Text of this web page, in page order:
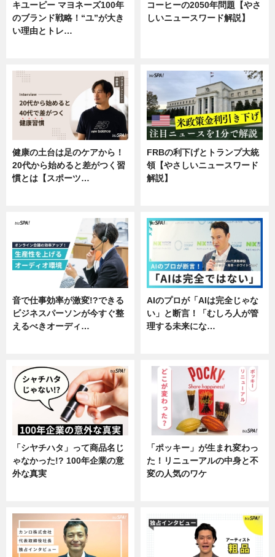
キユーピー マヨネーズ100年
のブランド戦略！“ユ”が大き
い理由とトレ…
コーヒーの2050年問題【やさ
しいニュースワード解説】
健康の土台は足のケアから！
20代から始めると差がつく習
慣とは【スポーツ…
FRBの利下げとトランプ大統
領【やさしいニュースワード
解説】
音で仕事効率が激変!?できる
ビジネスパーソンが今すぐ整
えるべきオーディ…
AIのプロが「AIは完全じゃな
い」と断言！「むしろ人が管
理する未来にな…
「シヤチハタ」って商品名じ
ゃなかった!? 100年企業の意
外な真実
「ポッキー」が生まれ変わっ
た！リニューアルの中身と不
変の人気のワケ